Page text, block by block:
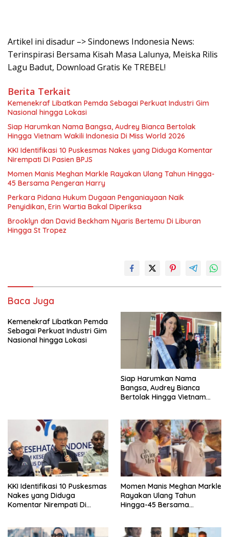
Artikel ini disadur –> Sindonews Indonesia News:
Terinspirasi Bersama Kisah Masa Lalunya, Meiska Rilis
Lagu Badut, Download Gratis Ke TREBEL!
Berita Terkait
Kemenekraf Libatkan Pemda Sebagai Perkuat Industri Gim
Nasional hingga Lokasi
Siap Harumkan Nama Bangsa, Audrey Bianca Bertolak
Hingga Vietnam Wakili Indonesia Di Miss World 2026
KKI Identifikasi 10 Puskesmas Nakes yang Diduga Komentar
Nirempati Di Pasien BPJS
Momen Manis Meghan Markle Rayakan Ulang Tahun Hingga-
45 Bersama Pengeran Harry
Perkara Pidana Hukum Dugaan Penganiayaan Naik
Penyidikan, Erin Wartia Bakal Diperiksa
Brooklyn dan David Beckham Nyaris Bertemu Di Liburan
Hingga St Tropez
Baca Juga
Kemenekraf Libatkan Pemda
Sebagai Perkuat Industri Gim
Nasional hingga Lokasi
Siap Harumkan Nama
Bangsa, Audrey Bianca
Bertolak Hingga Vietnam
KKI Identifikasi 10 Puskesmas
Nakes yang Diduga
Komentar Nirempati Di
Momen Manis Meghan Markle
Rayakan Ulang Tahun
Hingga-45 Bersama